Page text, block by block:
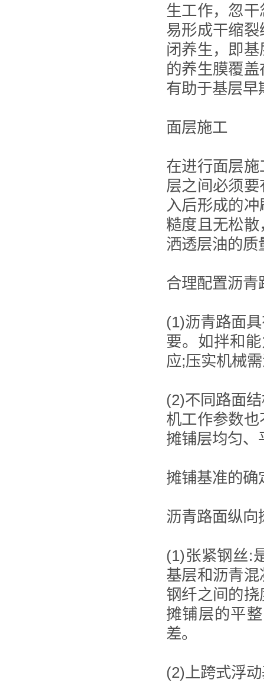
生工作，忽
易形成干缩
闭养生，即
的养生膜覆
有助于基层早
面层施工
在进行面层
层之间必须
入后形成的
糙度且无松
洒透层油的质
合理配置沥青
(1)沥青路面
要。如拌和
应;压实机械
(2)不同路面
机工作参数
摊铺层均匀、
摊铺基准的确
沥青路面纵向
(1)张紧钢丝:
基层和沥青
钢纤之间的
摊铺层的平
差。
(2)上跨式浮